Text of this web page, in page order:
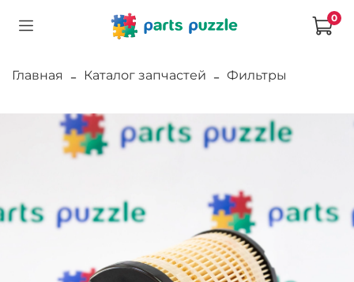
0
Главная Каталог запчастей Фильтры